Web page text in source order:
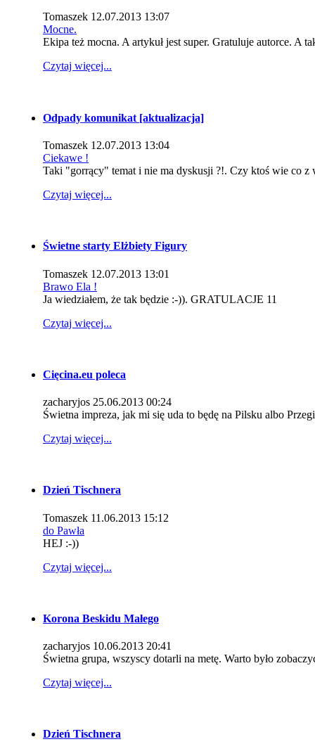
Tomaszek 12.07.2013 13:07
Mocne.
Ekipa też mocna. A artykuł jest super. Gratuluje autorce. A
Czytaj więcej...
Odpady komunikat [aktualizacja]
Tomaszek 12.07.2013 13:04
Ciekawe !
Taki "gorrący" temat i nie ma dyskusji ?!. Czy ktoś wie co z
Czytaj więcej...
Świetne starty Elżbiety Figury
Tomaszek 12.07.2013 13:01
Brawo Ela !
Ja wiedziałem, że tak będzie :-)). GRATULACJE 11
Czytaj więcej...
Cięcina.eu poleca
zacharyjos 25.06.2013 00:24
Świetna impreza, jak mi się uda to będę na Pilsku albo
Czytaj więcej...
Dzień Tischnera
Tomaszek 11.06.2013 15:12
do Pawła
HEJ :-))
Czytaj więcej...
Korona Beskidu Małego
zacharyjos 10.06.2013 20:41
Świetna grupa, wszyscy dotarli na metę. Warto było
Czytaj więcej...
Dzień Tischnera